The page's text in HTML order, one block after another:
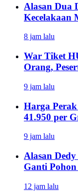
Alasan Dua
Kecelakaan
8 jam lalu
War Tiket
Orang,
9 jam lalu
Harga
41.950 per
9 jam lalu
Alasan
Ganti Pohon
12 jam lalu